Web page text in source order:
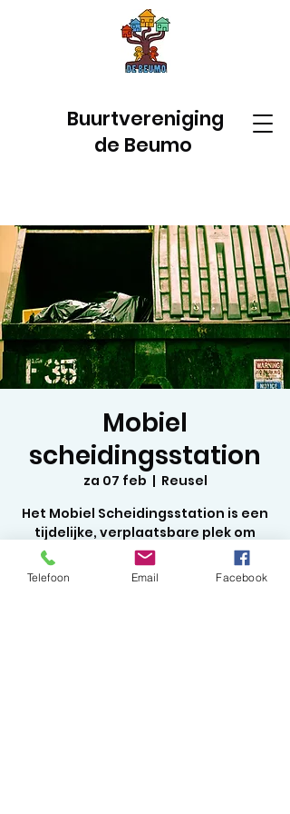
Buurtvereniging
de Beumo
Mobiel
scheidingsstation
za 07 feb
  |
Reusel
Het Mobiel Scheidingsstation is een
tijdelijke, verplaatsbare plek om
afval in te leveren
Telefoon Email Facebook